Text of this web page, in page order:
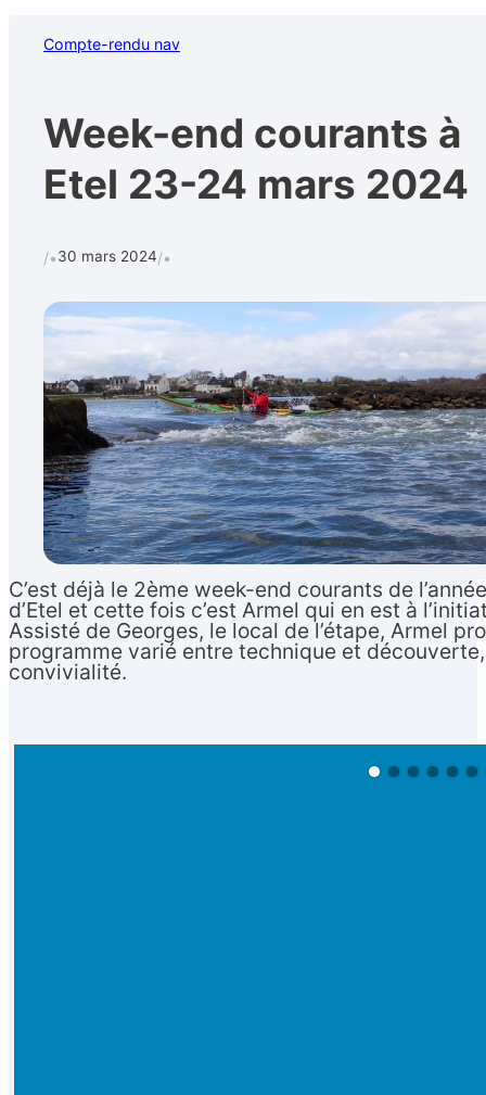
Compte-rendu nav
Week-end courants à
Etel 23-24 mars 2024
/•30 mars 2024/•
C’est déjà le 2ème week-end courants de
d’Etel et cette fois c’est Armel qui en est à
Assisté de Georges, le local de l’étape, Armel
programme varié entre technique et
convivialité.